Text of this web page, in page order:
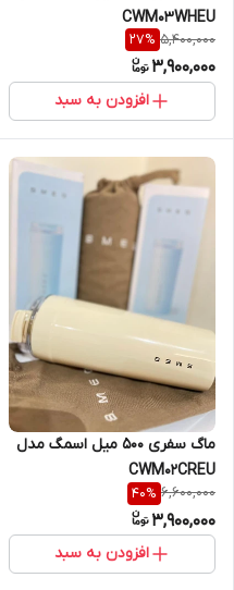
CWM03WHEU
5,400,000
27%
3,900,000
افزودن به سبد
ماگ سفری 500 میل اسمگ مدل
CWM02CREU
6,600,000
40%
3,900,000
افزودن به سبد